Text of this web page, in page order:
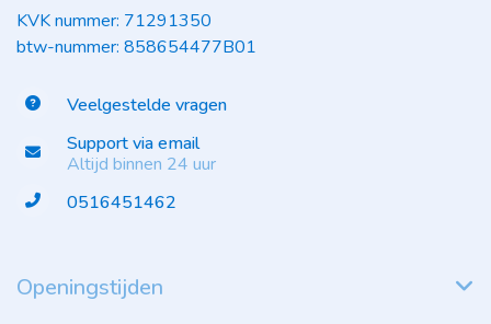
KVK nummer: 71291350
btw-nummer: 858654477B01
Veelgestelde vragen
Support via email
Altijd binnen 24 uur
0516451462
Openingstijden